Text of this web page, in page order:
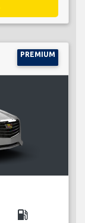
PREMIUM
local_gas_station